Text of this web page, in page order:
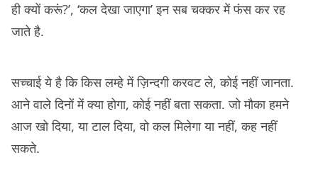
ही क्यों करूं?’, ‘कल देखा जाएगा’ इन सब चक्कर में फंस कर रह
जाते है.
सच्चाई ये है कि किस लम्हे में ज़िन्दगी करवट ले, कोई नहीं जानता.
आने वाले दिनों में क्या होगा, कोई नहीं बता सकता. जो मौका हमने
आज खो दिया, या टाल दिया, वो कल मिलेगा या नहीं, कह नहीं
सकते.